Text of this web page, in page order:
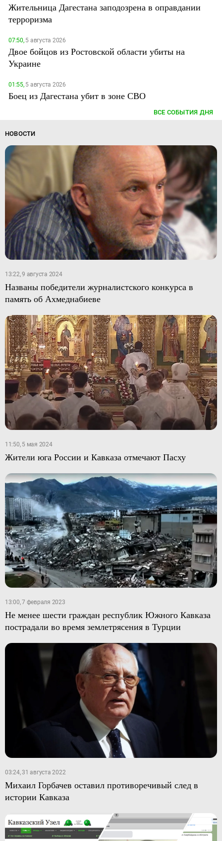
Жительница Дагестана заподозрена в оправдании
терроризма
07:50,5 августа 2026
Двое бойцов из Ростовской области убиты на
Украине
01:55,5 августа 2026
Боец из Дагестана убит в зоне СВО
ВСЕ СОБЫТИЯ ДНЯ
НОВОСТИ
13:22, 9 августа 2024
Названы победители журналистского конкурса в
память об Ахмеднабиеве
11:50, 5 мая 2024
Жители юга России и Кавказа отмечают Пасху
13:00, 7 февраля 2023
Не менее шести граждан республик Южного Кавказа
пострадали во время землетрясения в Турции
03:24, 31 августа 2022
Михаил Горбачев оставил противоречивый след в
истории Кавказа